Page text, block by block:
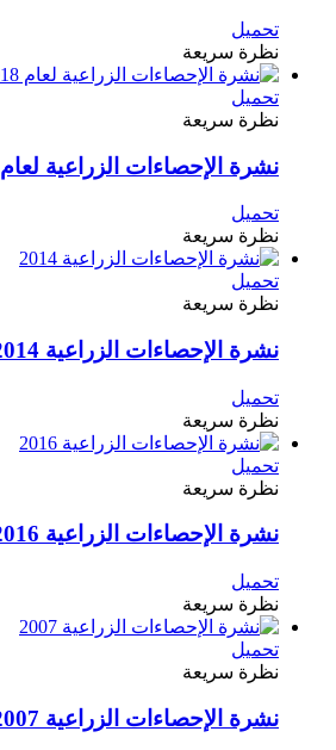
تحميل
نظرة سريعة
تحميل
نظرة سريعة
نشرة الإحصاءات الزراعية لعام 2018
تحميل
نظرة سريعة
تحميل
نظرة سريعة
نشرة الإحصاءات الزراعية 2014
تحميل
نظرة سريعة
تحميل
نظرة سريعة
نشرة الإحصاءات الزراعية 2016
تحميل
نظرة سريعة
تحميل
نظرة سريعة
نشرة الإحصاءات الزراعية 2007